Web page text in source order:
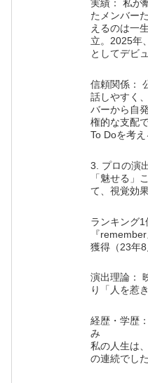
実績： 私が
たメンバー
えるのは一
立。2025年
としてデビ
信頼関係：
話しやすく
バーから自
権的な支配
To Doを考え
3. プロの演
「魅せる」
て、視覚効
ランキング1
『
獲得（23年8
演出理論：
り「人を惹
経歴・学歴
み
私の人生は
の連続でした